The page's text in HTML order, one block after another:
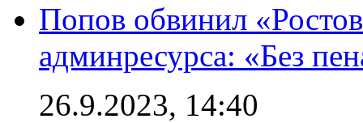
Попов обвинил
админресурса: «Без
26.9.2023, 14:40